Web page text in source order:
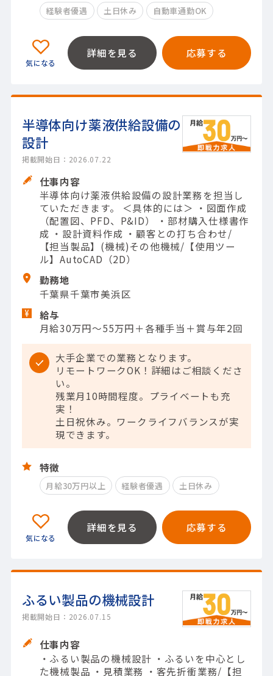
経験者優遇 土日休み 自動車通勤OK
詳細を見る 応募する
半導体向け薬液供給設備の
設計
掲載開始日：2026.07.22
仕事内容
半導体向け薬液供給設備の設計業務を担当し
ていただきます。 ＜具体的には＞ ・図面作成
（配置図、PFD、P&ID） ・部材購入仕様書作
成 ・設計資料作成 ・顧客との打ち合わせ/
【担当製品】(機械)その他機械/【使用ツー
ル】AutoCAD（2D）
勤務地
千葉県千葉市美浜区
給与
月給30万円～55万円＋各種手当＋賞与年2回
大手企業での業務となります。
リモートワークOK！詳細はご相談くださ
い。
残業月10時間程度。プライベートも充
実！
土日祝休み。ワークライフバランスが実
現できます。
特徴
月給30万円以上 経験者優遇 土日休み
詳細を見る 応募する
ふるい製品の機械設計
掲載開始日：2026.07.15
仕事内容
・ふるい製品の機械設計 ・ふるいを中心とし
た機械製品 ・見積業務 ・客先折衝業務/【担